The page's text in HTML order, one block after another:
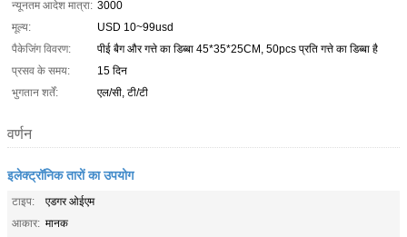
न्यूनतम आदेश मात्रा: 3000
मूल्य:
USD 10~99usd
पैकेजिंग विवरण:
पीई बैग और गत्ते का डिब्बा 45*35*25CM, 50pcs प्रति गत्ते का डिब्बा है
प्रसव के समय:
15 दिन
भुगतान शर्तें:
एल/सी, टी/टी
वर्णन
इलेक्ट्रॉनिक तारों का उपयोग
टाइप:
एडगर ओईएम
आकार: मानक